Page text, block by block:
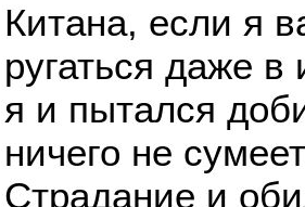
Китана, если я
ругаться даже
я и пытался
ничего не
Страдание и